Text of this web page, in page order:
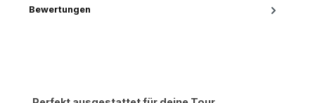
Bewertungen
Produktgalerie überspringen